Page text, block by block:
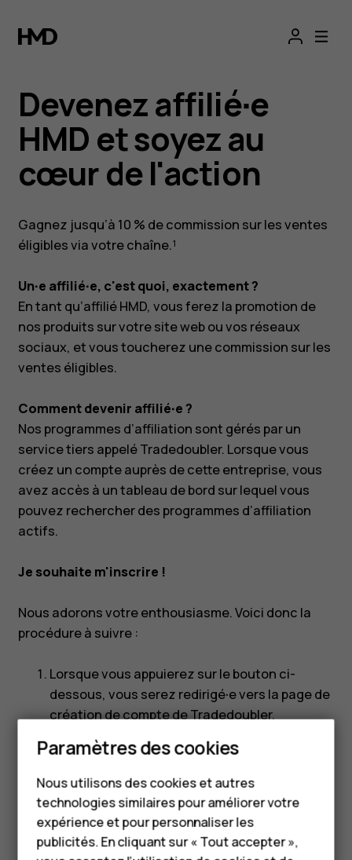
Smartphones
Téléphones classiques
Accessoires
HMD Terra M
Devenez affilié·e
HMD et soyez au
cœur de l'action
Gagnez jusqu’à 10 % de commission sur les ventes
éligibles via votre chaîne.¹
Un·e affilié·e, c'est quoi, exactement ?
En tant qu’affilié HMD, vous ferez la promotion de
nos produits sur votre site web ou vos réseaux
sociaux, et vous toucherez une commission sur les
ventes éligibles.
Comment devenir affilié·e ?
Nos programmes d’affiliation sont gérés par un
service tiers appelé Tradedoubler. Lorsque vous
créez un compte auprès de cette entreprise, vous
avez accès à un tableau de bord sur lequel vous
pouvez rechercher des programmes d’affiliation
actifs.
Je souhaite m'inscrire !
Nous adorons votre enthousiasme. Voici donc la
procédure à suivre :
Lorsque vous appuierez sur le bouton ci-
dessous, vous serez redirigé·e vers la page de
création de compte de Tradedoubler.
Suivez les trois étapes pour créer votre
compte Tradedoubler.
Une fois inscrit·e, ouvrez le tableau de bord.
Sélectionnez votre pays, recherchez « Nokia »
dans le champ du programme et choisissez
celui qui correspond à votre pays.
Paramètres des cookies
Nous utilisons des cookies et autres
technologies similaires pour améliorer votre
expérience et pour personnaliser les
publicités. En cliquant sur « Tout accepter »,